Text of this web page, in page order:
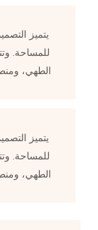
يتميز
للمساحة.
الطهي،
يتميز
للمساحة.
الطهي،